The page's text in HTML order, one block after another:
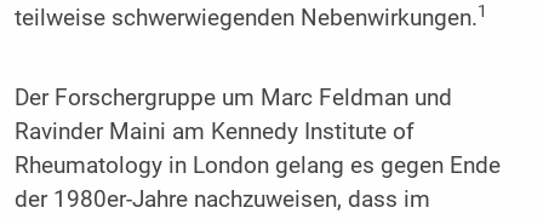
teilweise schwerwiegenden Nebenwirkungen.1
Der Forschergruppe um Marc Feldman und
Ravinder Maini am Kennedy Institute of
Rheumatology in London gelang es gegen Ende
der 1980er-Jahre nachzuweisen, dass im